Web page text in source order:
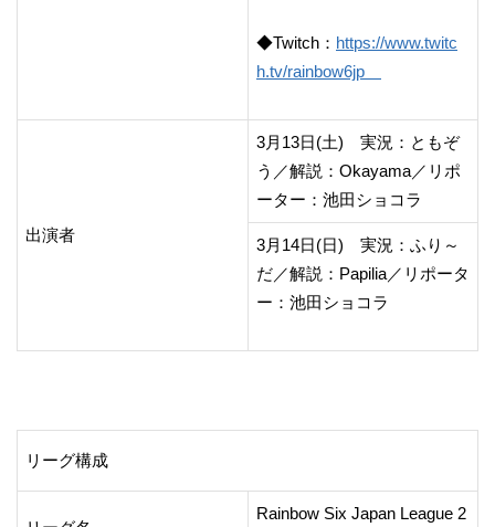
◆Twitch： https://www.twitc
h.tv/rainbow6jp
出演者
3月13日(土) 実況：ともぞ
う／解説：Okayama／リポ
ーター：池田ショコラ
3月14日(日) 実況：ふり～
だ／解説：Papilia／リポータ
ー：池田ショコラ
リーグ構成
Rainbow Six Japan League 2